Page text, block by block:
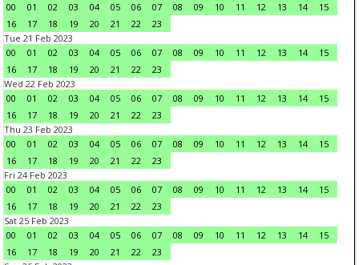
00
01 02 03 04 05 06 07 08 09 10 11 12 13 14
15
16
17 18 19 20 21 22
23
Tue 21 Feb 2023
00
01 02 03 04 05 06 07 08 09 10 11 12 13 14
15
16
17 18 19 20 21 22
23
Wed 22 Feb 2023
00
01 02 03 04 05 06 07 08 09 10 11 12 13 14
15
16
17 18 19 20 21 22
23
Thu 23 Feb 2023
00
01 02 03 04 05 06 07 08 09 10 11 12 13 14
15
16
17 18 19 20 21 22
23
Fri 24 Feb 2023
00
01 02 03 04 05 06 07 08 09 10 11 12 13 14
15
16
17 18 19 20 21 22
23
Sat 25 Feb 2023
00
01 02 03 04 05 06 07 08 09 10 11 12 13 14
15
16
17 18 19 20 21 22
23